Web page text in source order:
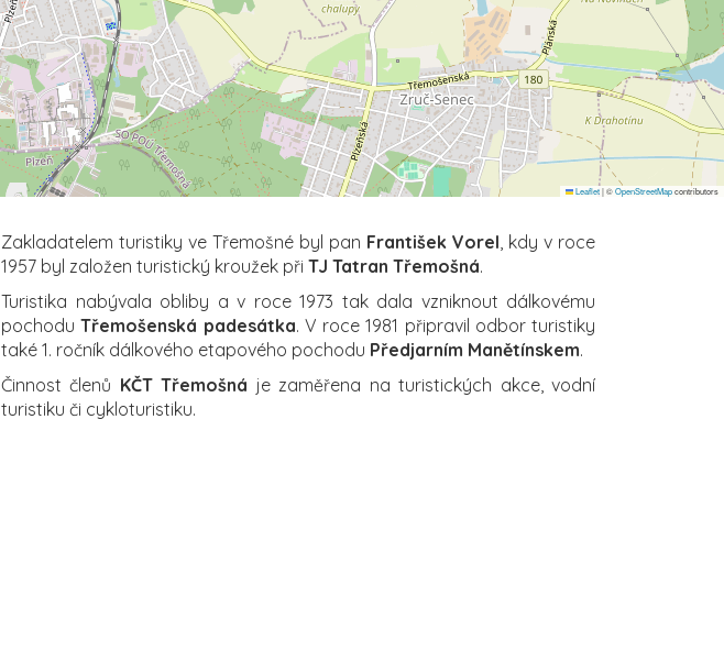
Leaflet|©OpenStreetMapcontributors
Zakladatelem turistiky ve Třemošné byl pan František Vorel , kdy v roce
1957 byl založen turistický kroužek při TJ Tatran Třemošná.
Turistika nabývala obliby a v roce 1973 tak dala vzniknout dálkovému
pochoduTřemošenská padesátka. V roce 1981 připravil odbor turistiky
také 1. ročník dálkového etapového pochodu Předjarním Manětínskem.
Činnost členů KČT Třemošná je zaměřena na turistických akce, vodní
turistiku či cykloturistiku.